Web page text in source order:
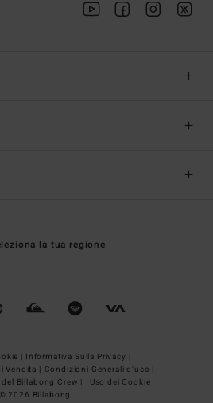
la tua regione
| Informativa Sulla Privacy |
Vendita | Condizioni Generali d’uso |
Billabong Crew |
Uso dei Cookie
© 2026 Billabong